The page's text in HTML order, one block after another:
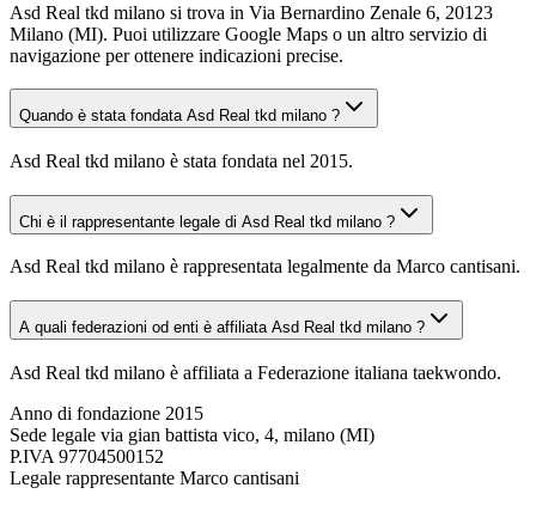
Asd Real tkd milano si trova in Via Bernardino Zenale 6, 20123
Milano (MI). Puoi utilizzare Google Maps o un altro servizio di
navigazione per ottenere indicazioni precise.
Quando è stata fondata Asd Real tkd milano ?
Asd Real tkd milano è stata fondata nel 2015.
Chi è il rappresentante legale di Asd Real tkd milano ?
Asd Real tkd milano è rappresentata legalmente da Marco cantisani.
A quali federazioni od enti è affiliata Asd Real tkd milano ?
Asd Real tkd milano è affiliata a Federazione italiana taekwondo.
Anno di fondazione 2015
Sede legale via gian battista vico, 4, milano (MI)
P.IVA 97704500152
Legale rappresentante Marco cantisani